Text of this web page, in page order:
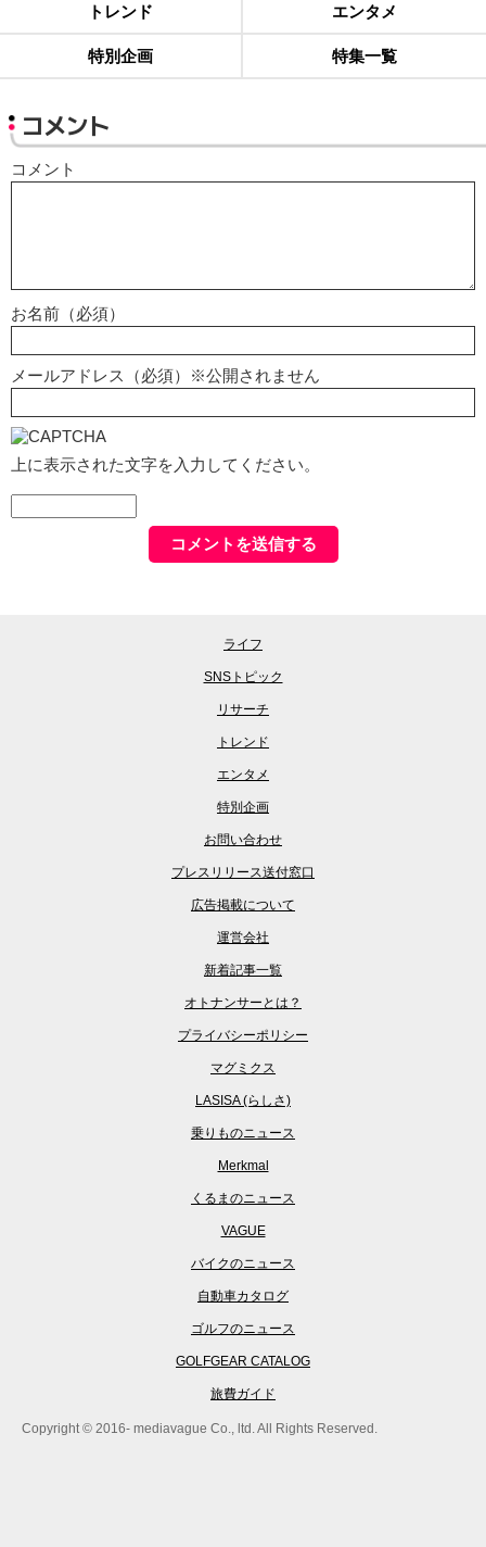
トレンド エンタメ
特別企画 特集一覧
コメント
コメント
お名前（必須）
メールアドレス（必須）※公開されません
上に表示された文字を入力してください。
ライフ
SNSトピック
リサーチ
トレンド
エンタメ
特別企画
お問い合わせ
プレスリリース送付窓口
広告掲載について
運営会社
新着記事一覧
オトナンサーとは？
プライバシーポリシー
マグミクス
LASISA (らしさ)
乗りものニュース
Merkmal
くるまのニュース
VAGUE
バイクのニュース
自動車カタログ
ゴルフのニュース
GOLFGEAR CATALOG
旅費ガイド
Copyright © 2016- mediavague Co., ltd. All Rights Reserved.